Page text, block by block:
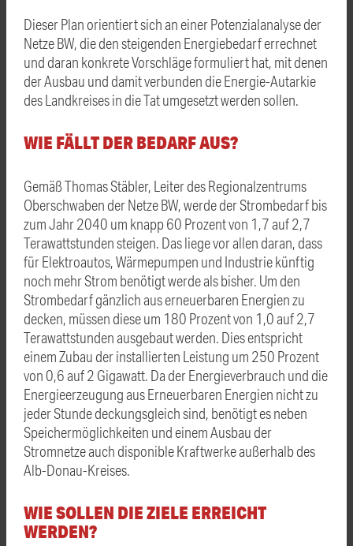
Dieser Plan orientiert sich an einer Potenzialanalyse der
Netze BW, die den steigenden Energiebedarf errechnet
und daran konkrete Vorschläge formuliert hat, mit denen
der Ausbau und damit verbunden die Energie-Autarkie
des Landkreises in die Tat umgesetzt werden sollen.
WIE FÄLLT DER BEDARF AUS?
Gemäß Thomas Stäbler, Leiter des Regionalzentrums
Oberschwaben der Netze BW, werde der Strombedarf bis
zum Jahr 2040 um knapp 60 Prozent von 1,7 auf 2,7
Terawattstunden steigen. Das liege vor allen daran, dass
für Elektroautos, Wärmepumpen und Industrie künftig
noch mehr Strom benötigt werde als bisher. Um den
Strombedarf gänzlich aus erneuerbaren Energien zu
decken, müssen diese um 180 Prozent von 1,0 auf 2,7
Terawattstunden ausgebaut werden. Dies entspricht
einem Zubau der installierten Leistung um 250 Prozent
von 0,6 auf 2 Gigawatt. Da der Energieverbrauch und die
Energieerzeugung aus Erneuerbaren Energien nicht zu
jeder Stunde deckungsgleich sind, benötigt es neben
Speichermöglichkeiten und einem Ausbau der
Stromnetze auch disponible Kraftwerke außerhalb des
Alb-Donau-Kreises.
WIE SOLLEN DIE ZIELE ERREICHT
WERDEN?